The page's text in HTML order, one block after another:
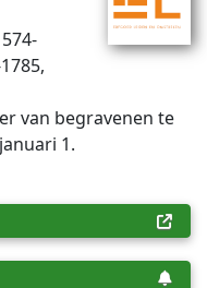
van begravenen te
1.